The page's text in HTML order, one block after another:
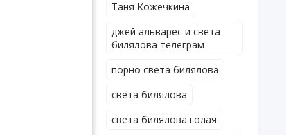
Таня Кожечкина
джей альварес и света
билялова телеграм
порно света билялова
света билялова
света билялова голая